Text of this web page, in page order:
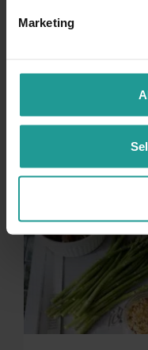
Marketing
te ordenen en
je dit doet.
LEES MEER